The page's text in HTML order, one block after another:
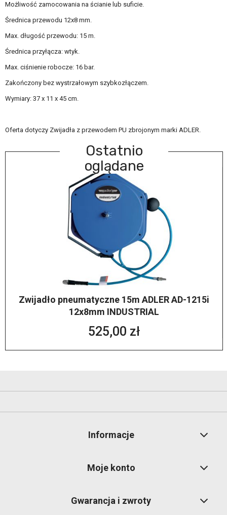
Możliwość zamocowania na ścianie lub suficie.
Średnica przewodu 12x8 mm.
Max. długość przewodu: 15 m.
Średnica przyłącza: wtyk.
Max. ciśnienie robocze: 16 bar.
Zakończony bez wystrzałowym szybkozłączem.
Wymiary: 37 x 11 x 45 cm.
Oferta dotyczy Zwijadła z przewodem PU zbrojonym marki ADLER.
Ostatnio
oglądane
Zwijadło pneumatyczne 15m ADLER AD-1215i
12x8mm INDUSTRIAL
525,00 zł
Informacje
Moje konto
Gwarancja i zwroty